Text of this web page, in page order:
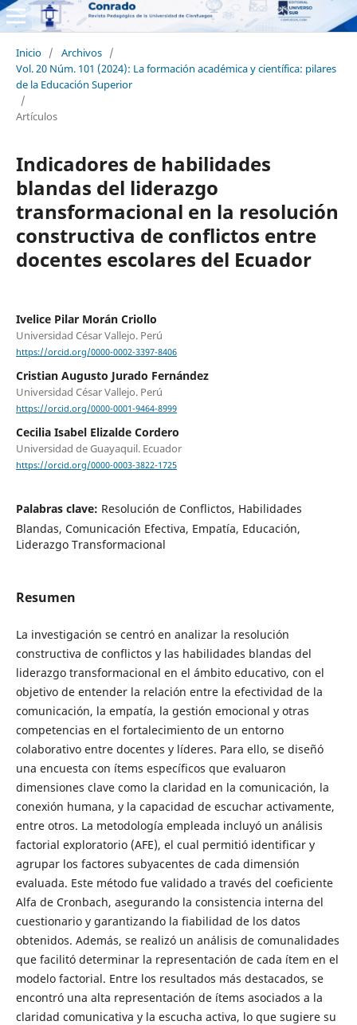
Inicio / Archivos /
Vol. 20 Núm. 101 (2024): La formación académica y científica: pilares
de la Educación Superior
/
Artículos
Indicadores de habilidades
blandas del liderazgo
transformacional en la resolución
constructiva de conflictos entre
docentes escolares del Ecuador
Ivelice Pilar Morán Criollo
Universidad César Vallejo. Perú
https://orcid.org/0000-0002-3397-8406
Cristian Augusto Jurado Fernández
Universidad César Vallejo. Perú
https://orcid.org/0000-0001-9464-8999
Cecilia Isabel Elizalde Cordero
Universidad de Guayaquil. Ecuador
https://orcid.org/0000-0003-3822-1725
Palabras clave: Resolución de Conflictos, Habilidades
Blandas, Comunicación Efectiva, Empatía, Educación,
Liderazgo Transformacional
Resumen
La investigación se centró en analizar la resolución
constructiva de conflictos y las habilidades blandas del
liderazgo transformacional en el ámbito educativo, con el
objetivo de entender la relación entre la efectividad de la
comunicación, la empatía, la gestión emocional y otras
competencias en el fortalecimiento de un entorno
colaborativo entre docentes y líderes. Para ello, se diseñó
una encuesta con ítems específicos que evaluaron
dimensiones clave como la claridad en la comunicación, la
conexión humana, y la capacidad de escuchar activamente,
entre otros. La metodología empleada incluyó un análisis
factorial exploratorio (AFE), el cual permitió identificar y
agrupar los factores subyacentes de cada dimensión
evaluada. Este método fue validado a través del coeficiente
Alfa de Cronbach, asegurando la consistencia interna del
cuestionario y garantizando la fiabilidad de los datos
obtenidos. Además, se realizó un análisis de comunalidades
que facilitó determinar la representación de cada ítem en el
modelo factorial. Entre los resultados más destacados, se
encontró una alta representación de ítems asociados a la
claridad comunicativa y la escucha activa, lo que sugiere su